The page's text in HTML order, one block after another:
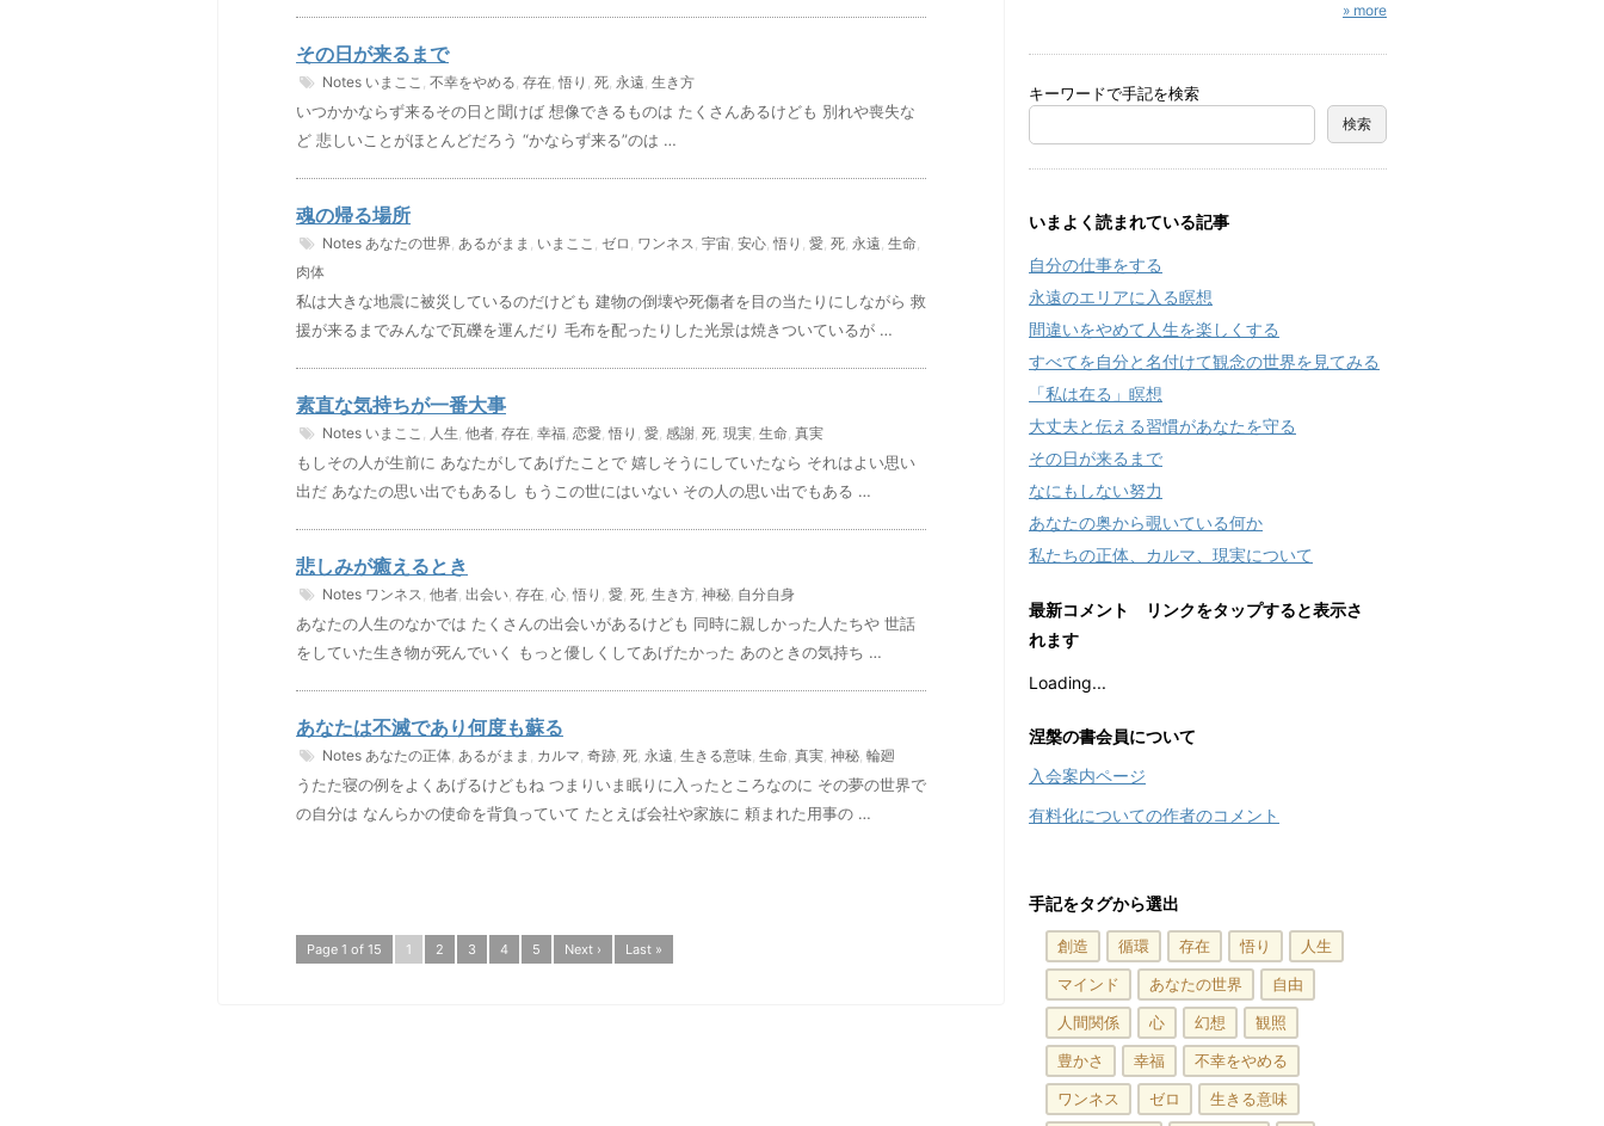
その日が来るまで
Notes いまここ , 不幸をやめる, 存在,悟り , 死, 永遠, 生き方
いつかかならず来るその日と聞けば 想像できるものは たくさんあるけども 別れや喪失な
ど 悲しいことがほとんどだろう “かならず来る”のは …
魂の帰る場所
Notes あなたの世界, あるがまま , いまここ , ゼロ , ワンネス, 宇宙, 安心,悟り , 愛, 死, 永遠, 生命,
肉体
私は大きな地震に被災しているのだけども 建物の倒壊や死傷者を目の当たりにしながら 救
援が来るまでみんなで瓦礫を運んだり 毛布を配ったりした光景は焼きついているが …
素直な気持ちが一番大事
Notes いまここ , 人生, 他者, 存在, 幸福, 恋愛,悟り , 愛, 感謝, 死, 現実, 生命, 真実
もしその人が生前に あなたがしてあげたことで 嬉しそうにしていたなら それはよい思い
出だ あなたの思い出でもあるし もうこの世にはいない その人の思い出でもある …
悲しみが癒えるとき
Notes ワンネス, 他者, 出会い, 存在, 心,悟り , 愛, 死, 生き方, 神秘, 自分自身
あなたの人生のなかでは たくさんの出会いがあるけども 同時に親しかった人たちや 世話
をしていた生き物が死んでいく もっと優しくしてあげたかった あのときの気持ち …
あなたは不滅であり何度も蘇る
Notes あなたの正体, あるがまま , カルマ, 奇跡, 死, 永遠, 生きる意味, 生命, 真実, 神秘, 輪廻
うたた寝の例をよくあげるけどもね つまりいま眠りに入ったところなのに その夢の世界で
の自分は なんらかの使命を背負っていて たとえば会社や家族に 頼まれた用事の …
Page 1 of 15 1 2 3 4 5 Next › Last »
» more
キーワードで手記を検索
いまよく読まれている記事
自分の仕事をする
永遠のエリアに入る瞑想
間違いをやめて人生を楽しくする
すべてを自分と名付けて観念の世界を見てみる
「私は在る」瞑想
大丈夫と伝える習慣があなたを守る
その日が来るまで
なにもしない努力
あなたの奥から覗いている何か
私たちの正体、カルマ、現実について
最新コメント リンクをタップすると表示さ
れます
Loading...
涅槃の書会員について
入会案内ページ
有料化についての作者のコメント
手記をタグから選出
創造 循環 存在 悟り
人生
マインド
あなたの世界
自由
人間関係
心 幻想
観照
豊かさ
幸福
不幸をやめる
ワンネス
ゼロ 生きる意味